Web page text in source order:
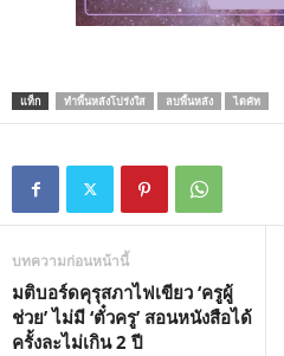
แท็ก ทำพื้นหลังโปร่งใส ลบพื้นหลัง ไดคัท
บทความก่อนหน้านี้
มติบอร์ดคุรุสภาไฟเขียว ‘ครูผู้
ช่วย’ ไม่มี ‘ตั๋วครู’ สอนหนังสือได้
ครั้งละไม่เกิน 2 ปี